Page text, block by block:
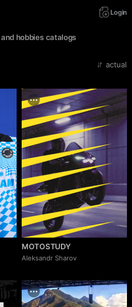
Login
hobbies catalogs
actual
MOTOSTUDY
Aleksandr Sharov